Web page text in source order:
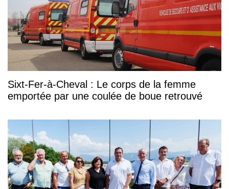
Sixt-Fer-à-Cheval : Le corps de la femme
emportée par une coulée de boue retrouvé